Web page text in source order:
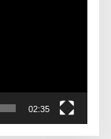
02:35